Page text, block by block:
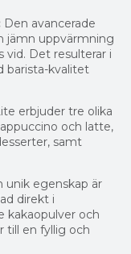
Den avancerade
jämn uppvärmning
vid. Det resulterar i
barista-kvalitet
erbjuder tre olika
och latte,
samt
unik egenskap är
direkt i
kakaopulver och
till en fyllig och